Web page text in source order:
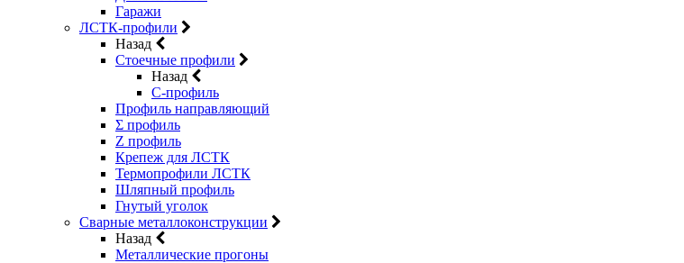
Гаражи
ЛСТК-профили
Назад
Стоечные профили
Назад
C-профиль
Профиль направляющий
Σ профиль
Z профиль
Крепеж для ЛСТК
Термопрофили ЛСТК
Шляпный профиль
Гнутый уголок
Сварные металлоконструкции
Назад
Металлические прогоны